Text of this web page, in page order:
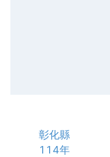
彰化縣
114年